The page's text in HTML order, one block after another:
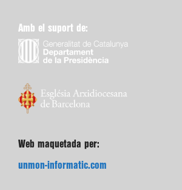
Amb el suport de:
Web maquetada per:
unmon-informatic.com